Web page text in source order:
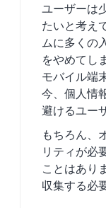
ユーザーは
たいと考え
ムに多くの
をやめてし
モバイル端
今、個人情
避けるユー
もちろん、
リティが必
ことはあり
収集する必